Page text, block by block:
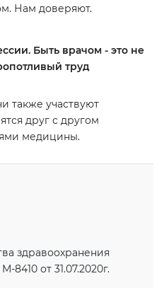
Нам доверяют.
Быть врачом - это не
труд
также участвуют
друг с другом
медицины.
здравоохранения
от 31.07.2020г.